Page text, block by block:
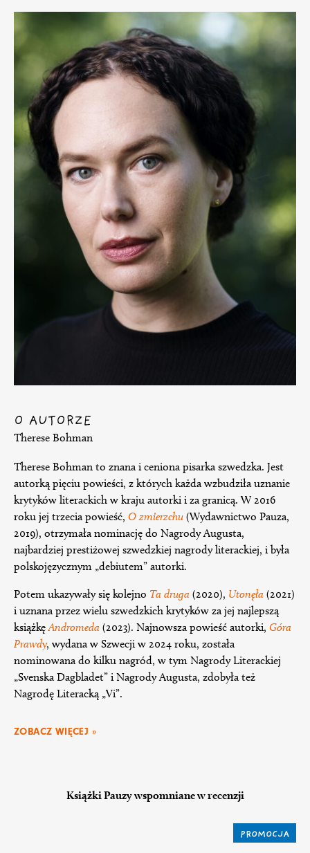
O AUTORZE
Therese Bohman
Therese Bohman to znana i ceniona pisarka szwedzka. Jest
autorką pięciu powieści, z których każda wzbudziła uznanie
krytyków literackich w kraju autorki i za granicą. W 2016
roku jej trzecia powieść, O zmierzchu (Wydawnictwo Pauza,
2019), otrzymała nominację do Nagrody Augusta,
najbardziej prestiżowej szwedzkiej nagrody literackiej, i była
polskojęzycznym „debiutem” autorki.
Potem ukazywały się kolejno Ta druga (2020), Utonęła (2021)
i uznana przez wielu szwedzkich krytyków za jej najlepszą
książkęAndromeda (2023). Najnowsza powieść autorki, Góra
Prawdy, wydana w Szwecji w 2024 roku, została
nominowana do kilku nagród, w tym Nagrody Literackiej
„Svenska Dagbladet” i Nagrody Augusta, zdobyła też
Nagrodę Literacką „Vi”.
ZOBACZ WIĘCEJ »
Książki Pauzy wspomniane w recenzji
PROMOCJA